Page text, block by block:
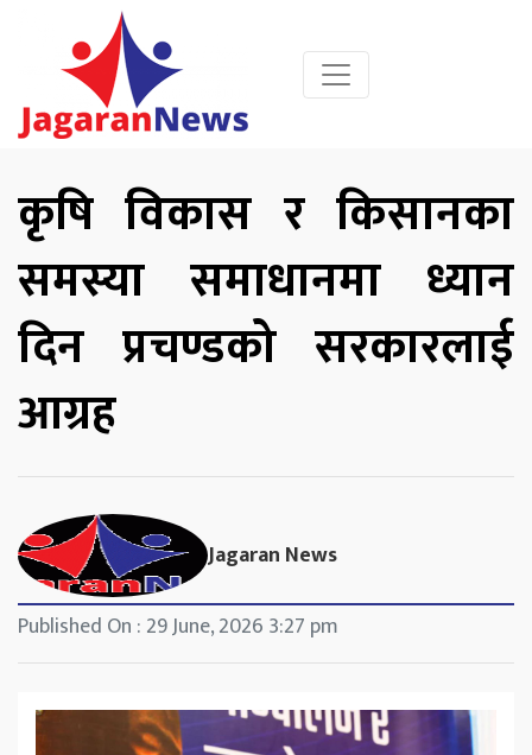
कृषि विकास र किसानका
समस्या समाधानमा ध्यान
दिन प्रचण्डको सरकारलाई
आग्रह
Jagaran News
Published On : 29 June, 2026 3:27 pm